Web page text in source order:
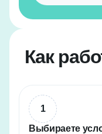
Как
1
Выбираете